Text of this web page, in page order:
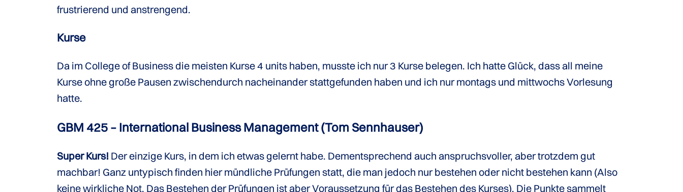
frustrierend und anstrengend.
Kurse
Da im College of Business die meisten Kurse 4 units haben, musste ich nur 3 Kurse belegen. Ich hatte Glück, dass all meine
Kurse ohne große Pausen zwischendurch nacheinander stattgefunden haben und ich nur montags und mittwochs Vorlesung
hatte.
GBM 425 – International Business Management (Tom Sennhauser)
Super Kurs! Der einzige Kurs, in dem ich etwas gelernt habe. Dementsprechend auch anspruchsvoller, aber trotzdem gut
machbar! Ganz untypisch finden hier mündliche Prüfungen statt, die man jedoch nur bestehen oder nicht bestehen kann (Also
keine wirkliche Not. Das Bestehen der Prüfungen ist aber Voraussetzung für das Bestehen des Kurses). Die Punkte sammelt